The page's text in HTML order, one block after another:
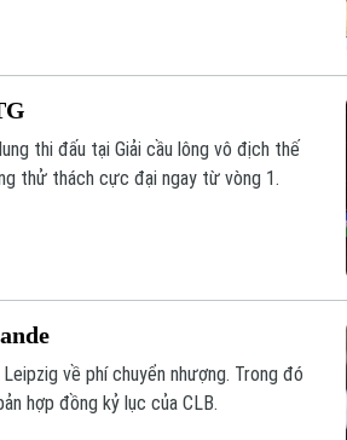
thi đấu tại Giải cầu lông vô địch thế
thử thách cực đại ngay từ vòng 1.
về phí chuyển nhượng. Trong đó
hợp đồng kỷ lục của CLB.